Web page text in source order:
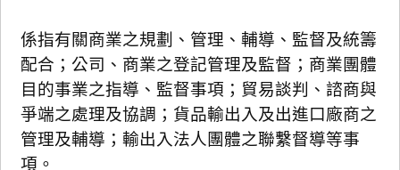
係指有關商業之規劃、管理、輔導、監督及統籌
配合；公司、商業之登記管理及監督；商業團體
目的事業之指導、監督事項；貿易談判、諮商與
爭端之處理及協調；貨品輸出入及出進口廠商之
管理及輔導；輸出入法人團體之聯繫督導等事
項。